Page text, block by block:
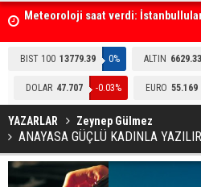
Emniyet Genel Müdürlüğüne
BIST 100 13779.39 0% ALTIN 6629.33
DOLAR 47.707 -0.03% EURO 55.169
YAZARLAR Zeynep Gülmez
ANAYASA GÜÇLÜ KADINLA